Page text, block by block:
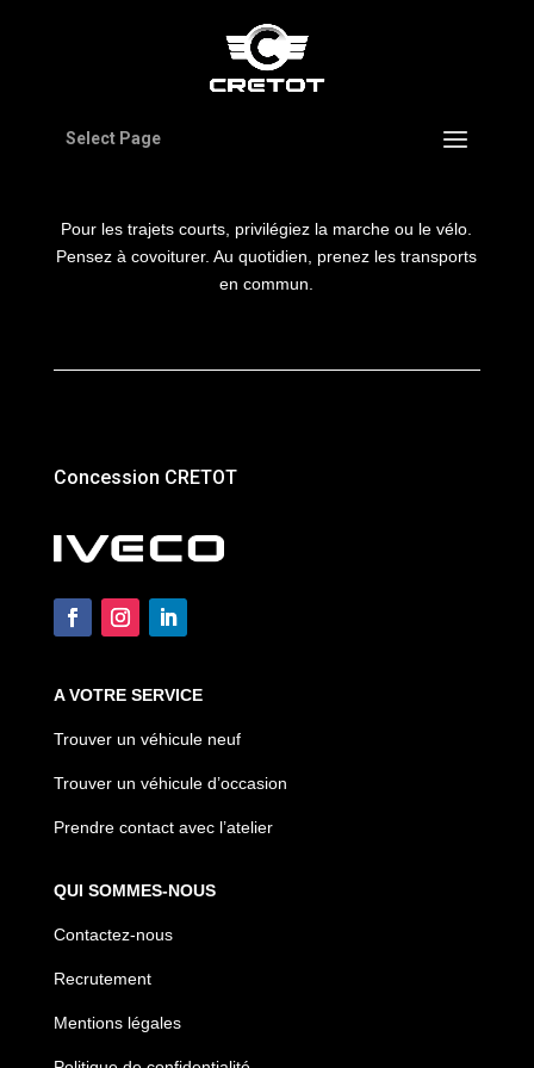
Select Page
Pour les trajets courts, privilégiez la marche ou le vélo.
Pensez à covoiturer. Au quotidien, prenez les transports
en commun.
Concession CRETOT
A VOTRE SERVICE
Trouver un véhicule neuf
Trouver un véhicule d’occasion
Prendre contact avec l’atelier
QUI SOMMES-NOUS
Contactez-nous
Recrutement
Mentions légales